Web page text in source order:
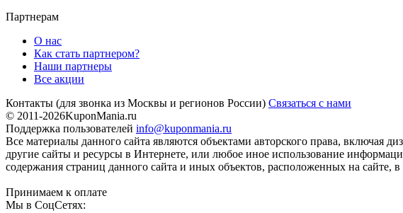
Партнерам
О нас
Как стать партнером?
Наши партнеры
Все акции
Контакты (для звонка из Москвы и регионов России) Связаться с нами
© 2011-2026KuponMania.ru
Поддержка пользователей info@kuponmania.ru
Все материалы данного сайта являются объектами авторского права, включая
другие сайты и ресурсы в Интернете, или любое иное использование
содержания страниц данного сайта и иных объектов, расположенных на сайте, в
Принимаем к оплате
Мы в СоцСетях: